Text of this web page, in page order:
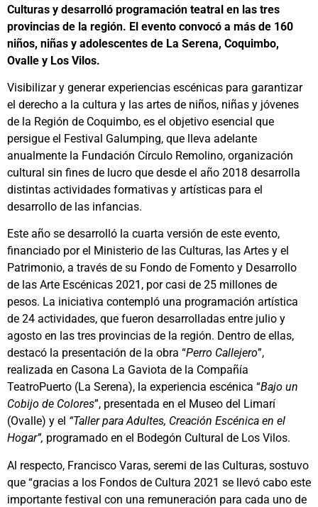
Culturas y desarrolló programación teatral en las tres
provincias de la región. El evento convocó a más de 160
niños, niñas y adolescentes de La Serena, Coquimbo,
Ovalle y Los Vilos.
Visibilizar y generar experiencias escénicas para garantizar
el derecho a la cultura y las artes de niños, niñas y jóvenes
de la Región de Coquimbo, es el objetivo esencial que
persigue el Festival Galumping, que lleva adelante
anualmente la Fundación Círculo Remolino, organización
cultural sin fines de lucro que desde el año 2018 desarrolla
distintas actividades formativas y artísticas para el
desarrollo de las infancias.
Este año se desarrolló la cuarta versión de este evento,
financiado por el Ministerio de las Culturas, las Artes y el
Patrimonio, a través de su Fondo de Fomento y Desarrollo
de las Arte Escénicas 2021, por casi de 25 millones de
pesos. La iniciativa contempló una programación artística
de 24 actividades, que fueron desarrolladas entre julio y
agosto en las tres provincias de la región. Dentro de ellas,
destacó la presentación de la obra “Perro Callejero”,
realizada en Casona La Gaviota de la Compañía
TeatroPuerto (La Serena), la experiencia escénica “Bajo un
Cobijo de Colores”, presentada en el Museo del Limarí
(Ovalle) y el “Taller para Adultes, Creación Escénica en el
Hogar”, programado en el Bodegón Cultural de Los Vilos.
Al respecto, Francisco Varas, seremi de las Culturas, sostuvo
que “gracias a los Fondos de Cultura 2021 se llevó cabo este
importante festival con una remuneración para cada uno de